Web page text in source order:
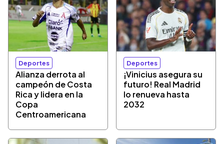
Deportes
Alianza derrota al
campeón de Costa
Rica y lidera en la
Copa
Centroamericana
Deportes
¡Vinicius asegura su
futuro! Real Madrid
lo renueva hasta
2032